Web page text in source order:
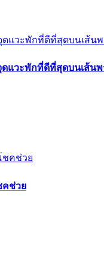
ดแวะพักที่ดีที่สุดบนเส้น
คช่วย